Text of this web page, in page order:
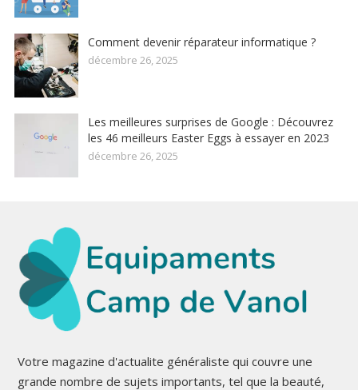
Comment devenir réparateur informatique ?
décembre 26, 2025
Les meilleures surprises de Google : Découvrez
les 46 meilleurs Easter Eggs à essayer en 2023
décembre 26, 2025
Votre magazine d'actualite généraliste qui couvre une
grande nombre de sujets importants, tel que la beauté,